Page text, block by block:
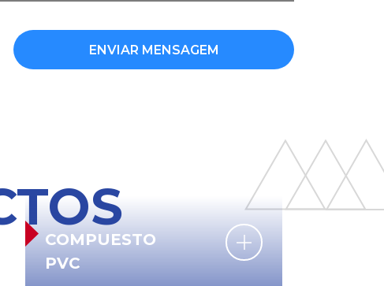
COMPUESTO
PVC